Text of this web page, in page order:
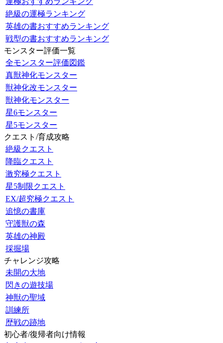
絶級の運極ランキング
英雄の書おすすめランキング
戦型の書おすすめランキング
モンスター評価一覧
全モンスター評価図鑑
真獣神化モンスター
獣神化改モンスター
獣神化モンスター
星6モンスター
星5モンスター
クエスト/育成攻略
絶級クエスト
降臨クエスト
激究極クエスト
星5制限クエスト
EX/超究極クエスト
追憶の書庫
守護獣の森
英雄の神殿
採掘場
チャレンジ攻略
未開の大地
閃きの遊技場
神獣の聖域
訓練所
歴戦の跡地
初心者/復帰者向け情報